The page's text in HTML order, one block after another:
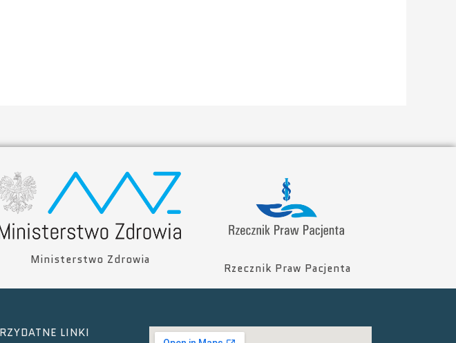
Ministerstwo Zdrowia
Rzecznik Praw Pacjenta
LINKI